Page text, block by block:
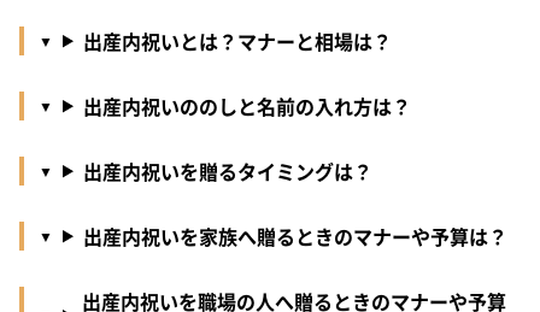
出産内祝いとは？マナーと相場は？
出産内祝いののしと名前の入れ方は？
出産内祝いを贈るタイミングは？
出産内祝いを家族へ贈るときのマナーや予算は？
出産内祝いを職場の人へ贈るときのマナーや予算